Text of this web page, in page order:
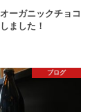
ーガニックチョコ
ました！
ブログ